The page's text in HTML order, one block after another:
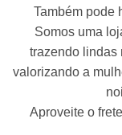
Também pode
Somos uma
trazendo lindas
valorizando a
Aproveite o